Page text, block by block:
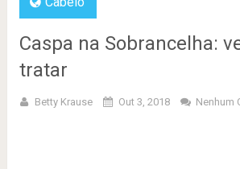
Caspa na Sobrancelha:
tratar
Betty Krause Out 3, 2018 Nenhum